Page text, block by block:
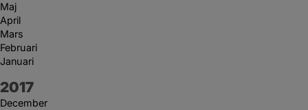
Maj
April
Mars
Februari
Januari
År:
2017
December